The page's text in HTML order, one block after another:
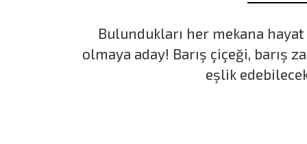
Bulundukları her mekana
olmaya aday! Barış çiçeği,
eşlik